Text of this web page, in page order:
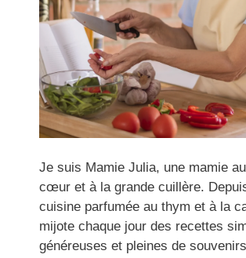
Je suis Mamie Julia, une mamie
cœur et à la grande cuillère.
cuisine parfumée au thym et à la
mijote chaque jour des recettes
généreuses et pleines de